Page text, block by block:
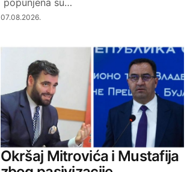
popunjena su…
07.08.2026.
Okršaj Mitrovića i Mustafija